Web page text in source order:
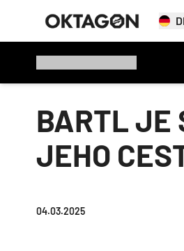
BARTL JE
JEHO
04.03.2025